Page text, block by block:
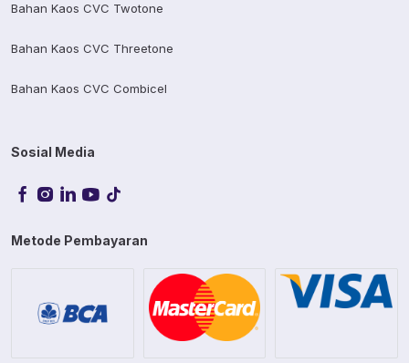
Bahan Kaos CVC Twotone
Bahan Kaos CVC Threetone
Bahan Kaos CVC Combicel
Sosial Media
Metode Pembayaran